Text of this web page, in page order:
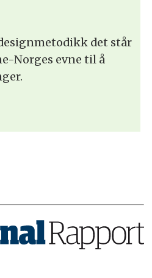
det står
Norges evne til å